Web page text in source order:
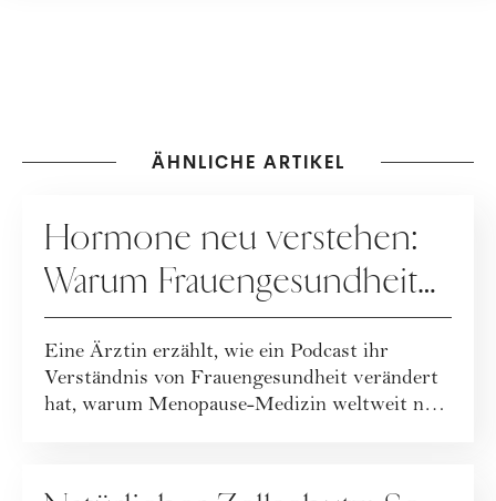
ÄHNLICHE ARTIKEL
Hormone neu verstehen:
Warum Frauengesundheit
heute neu gedacht wird
Eine Ärztin erzählt, wie ein Podcast ihr
Verständnis von Frauengesundheit verändert
hat, warum Menopause-Medizin weltweit neu